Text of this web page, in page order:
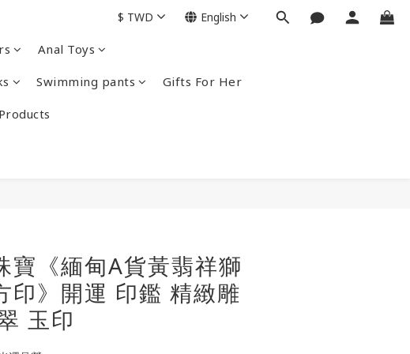
Anal Toys
Swimming pants Gifts For Her
$ TWD English
寶《緬甸A貨黃翡祥獅
印》開運 印鑑 精緻雕
玉印